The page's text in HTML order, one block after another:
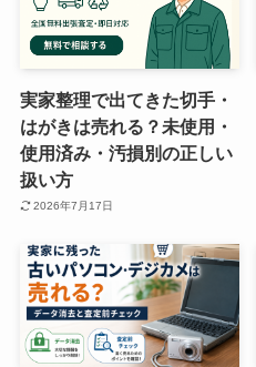
実家整理で出てきた切手・
はがきは売れる？未使用・
使用済み・汚損別の正しい
扱い方
2026年7月17日